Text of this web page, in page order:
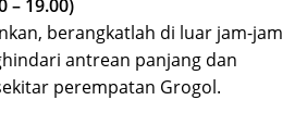
– 19.00)
berangkatlah di luar jam-jam
antrean panjang dan
perempatan Grogol.